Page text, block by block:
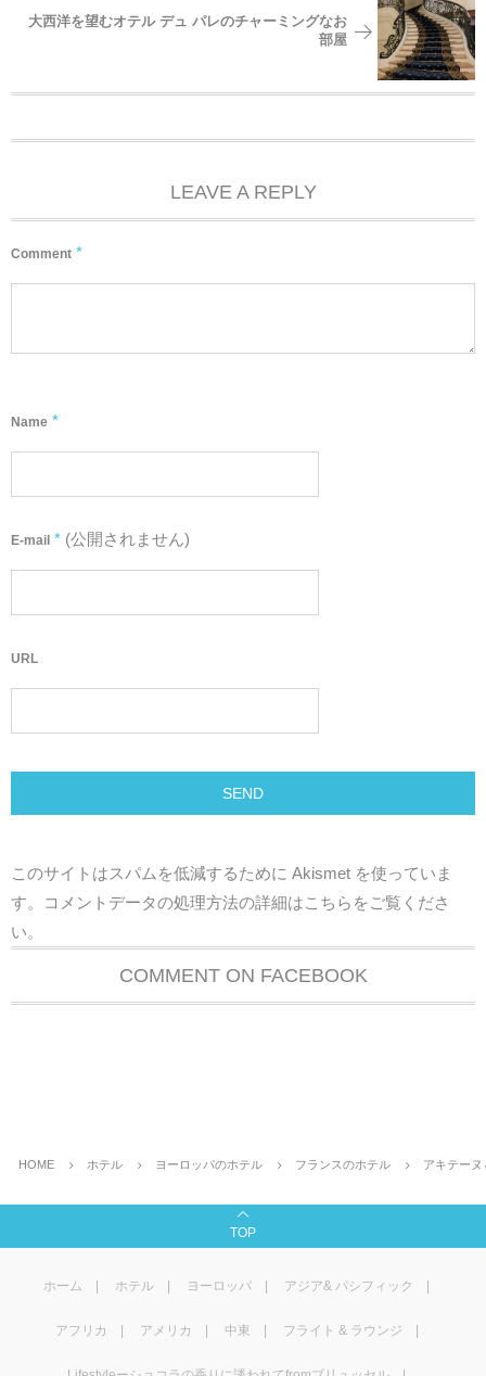
大西洋を望むオテル デュ パレのチャーミングなお
部屋
LEAVE A REPLY
Comment *
Name *
E-mail * (公開されません)
URL
このサイトはスパムを低減するために Akismet を使っていま
す。
コメントデータの処理方法の詳細はこちらをご覧くださ
い。
COMMENT ON FACEBOOK
HOME ホテル ヨーロッパのホテル フランスのホテル アキテー
TOP
ホーム ホテル ヨーロッパ アジア& パシフィック
アフリカ アメリカ 中東 フライト & ラウンジ